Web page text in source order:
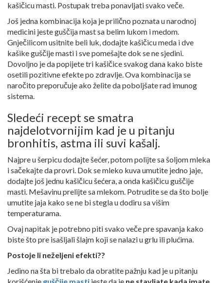
kašičicu masti. Postupak treba ponavljati svako veče.
Još jedna kombinacija koja je prilično poznata u narodnoj
medicini jeste guščija mast sa belim lukom i medom.
Gnječilicom usitnite beli luk, dodajte kašičicu meda i dve
kašike guščije masti i sve pomešajte dok se ne sjedini.
Dovoljno je da popijete tri kašičice svakog dana kako biste
osetili pozitivne efekte po zdravlje. Ova kombinacija se
naročito preporučuje ako želite da poboljšate rad imunog
sistema.
Sledeći recept se smatra
najdelotvornijim kad je u pitanju
bronhitis, astma ili suvi kašalj.
Najpre u šerpicu dodajte šećer, potom polijte sa šoljom mleka
i sačekajte da provri. Dok se mleko kuva umutite jedno jaje,
dodajte još jednu kašičicu šećera, a onda kašičicu guščije
masti. Mešavinu prelijte sa mlekom. Potrudite se da što bolje
umutite jaja kako se ne bi stegla u dodiru sa višim
temperaturama.
Ovaj napitak je potrebno piti svako veče pre spavanja kako
biste što pre isašljali šlajm koji se nalazi u grlu ili plućima.
Postoje li neželjeni efekti??
Jedino na šta bi trebalo da obratite pažnju kad je u pitanju